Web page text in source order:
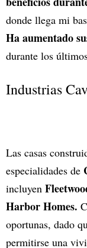
donde llega mi
Ha aumentado
durante los
Industrias
Las casas
especialidades de
incluyen
Harbor Homes.
oportunas, dado
permitirse una